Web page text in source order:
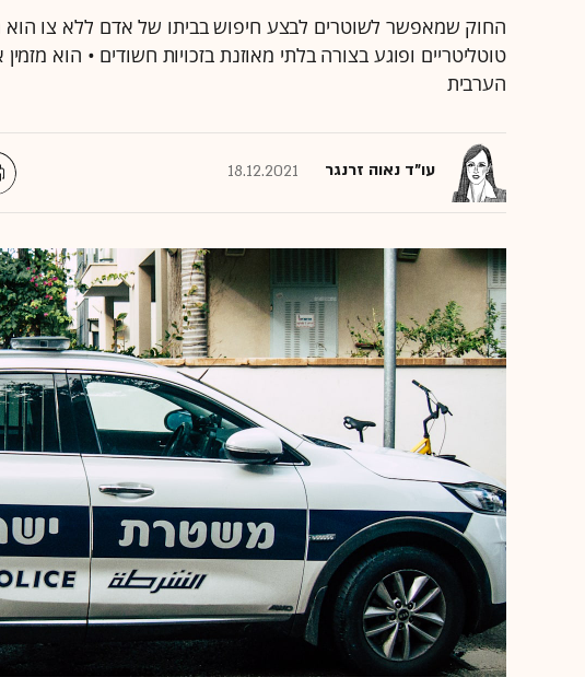
החוק שמאפשר לשוטרים לבצע חיפוש בביתו של אדם ללא צו
טוטליטריים ופוגע בצורה בלתי מאוזנת בזכויות חשודים • הוא
הערבית
עו"ד נאוה זרנגר 18.12.2021